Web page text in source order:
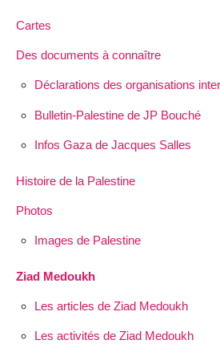
Cartes
Des documents à connaître
Déclarations des organisations
Bulletin-Palestine de JP Bouché
Infos Gaza de Jacques Salles
Histoire de la Palestine
Photos
Images de Palestine
Ziad Medoukh
Les articles de Ziad Medoukh
Les activités de Ziad Medoukh